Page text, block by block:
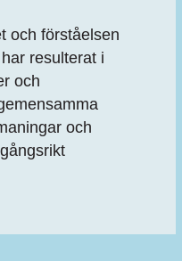
och förståelsen
resulterat i
och
och